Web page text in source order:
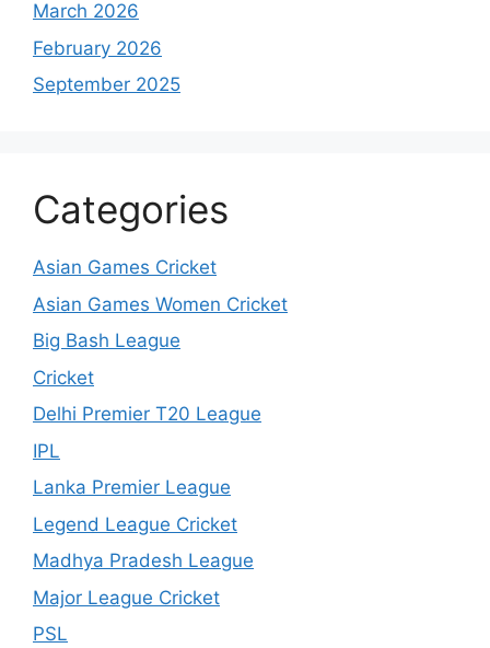
March 2026
February 2026
September 2025
Categories
Asian Games Cricket
Asian Games Women Cricket
Big Bash League
Cricket
Delhi Premier T20 League
IPL
Lanka Premier League
Legend League Cricket
Madhya Pradesh League
Major League Cricket
PSL